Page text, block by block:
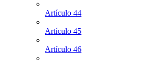
Artículo 44
Artículo 45
Artículo 46